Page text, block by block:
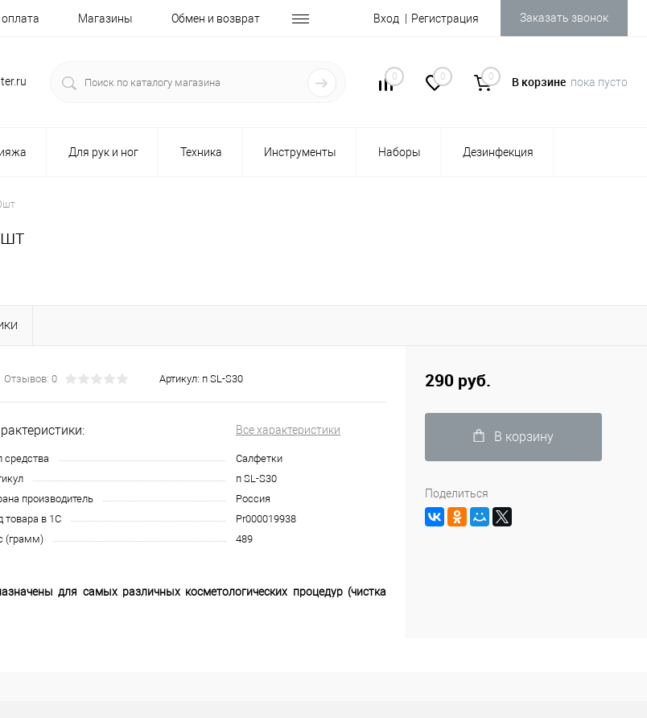
Магазины Обмен и возврат Вход Регистрация Заказать звонок
0 0 0 В корзине пока пусто
Для рук и ног Техника Инструменты Наборы Дезинфекция
Отзывов: 0 Артикул: п SL-S30
Все характеристики
средства
Салфетки
п SL-S30
производитель
Россия
товара в 1С
Pr000019938
(грамм)
489
для самых различных косметологических процедур (чистка
290 руб.
В корзину
Поделиться